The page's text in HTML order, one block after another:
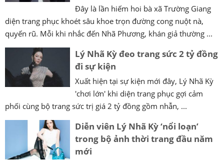
Đây là lần hiếm hoi bà xã Trường Giang
diện trang phục khoét sâu khoe trọn đường cong nuột nà,
quyến rũ. Mỗi khi nhắc đến Nhã Phương, khán giả thường ...
Lý Nhã Kỳ đeo trang sức 2 tỷ đồng
đi sự kiện
Xuất hiện tại sự kiện mới đây, Lý Nhã Kỳ
'chơi lớn' khi diện trang phục gợi cảm
phối cùng bộ trang sức trị giá 2 tỷ đồng gồm nhẫn, ...
Diễn viên Lý Nhã Kỳ ‘nổi loạn’
trong bộ ảnh thời trang đầu năm
mới